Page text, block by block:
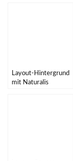
Layout-Hintergrund
mit Naturalis